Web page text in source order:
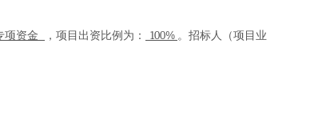
项资金 ，项目出资比例为： 100% 。招标人（项目业